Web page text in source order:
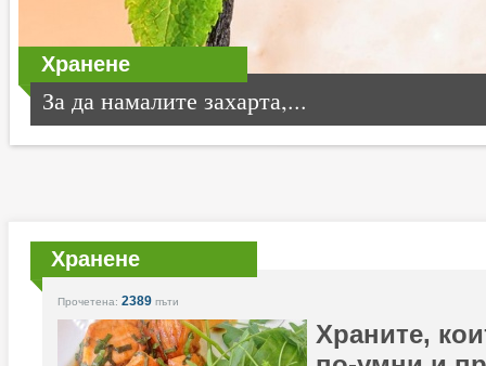
Хранене
За да намалите захарта,...
Хранене
Прочетена: 2389 пъти
Храните,